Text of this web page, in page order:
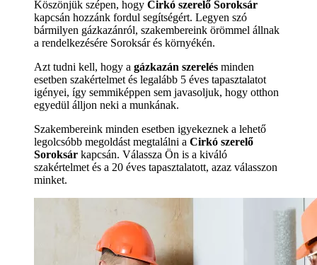
Köszönjük szépen, hogy Cirkó szerelő Soroksár
kapcsán hozzánk fordul segítségért. Legyen szó
bármilyen gázkazánról, szakembereink örömmel állnak
a rendelkezésére Soroksár és környékén.
Azt tudni kell, hogy a gázkazán szerelés minden
esetben szakértelmet és legalább 5 éves tapasztalatot
igényei, így semmiképpen sem javasoljuk, hogy otthon
egyedül álljon neki a munkának.
Szakembereink minden esetben igyekeznek a lehető
legolcsóbb megoldást megtalálni a Cirkó szerelő
Soroksár kapcsán. Válassza Ön is a kiváló
szakértelmet és a 20 éves tapasztalatott, azaz válasszon
minket.